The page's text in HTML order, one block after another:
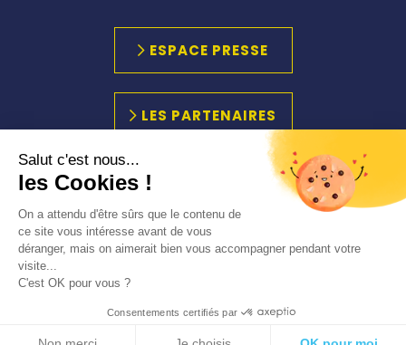
Salut c'est nous...
les Cookies !
On a attendu d'être sûrs que le contenu de
ce site vous intéresse avant de vous
déranger, mais on aimerait bien vous accompagner pendant votre
visite...
C'est OK pour vous ?
Consentements certifiés par
ESPACE PRESSE
LES PARTENAIRES
PLAN DU SITE
MARCHÉS PUBLICS
ACCESSIBILITÉ
MENTIONS LÉGALES